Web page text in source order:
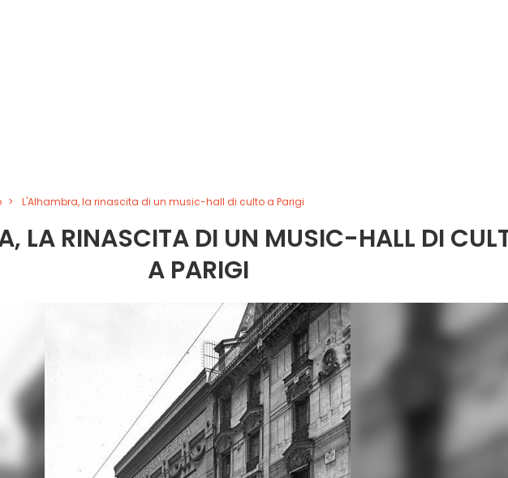
L'Alhambra, la rinascita di un music-hall di culto a Parigi
LA RINASCITA DI UN MUSIC-HALL DI
A PARIGI